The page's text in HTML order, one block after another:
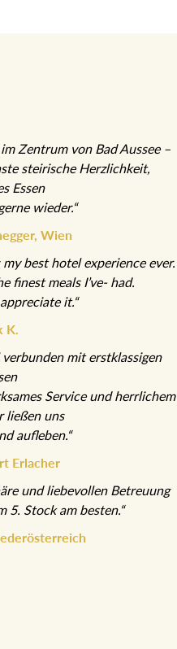
Zentrum von Bad Aussee –
steirische Herzlichkeit,
Essen
wieder.“
Wien
best hotel experience ever.
finest meals I’ve- had.
it.“
K.
mit erstklassigen
Service und herrlichem
ließen uns
aufleben.“
Erlacher
und liebevollen Betreuung
5. Stock am besten.“